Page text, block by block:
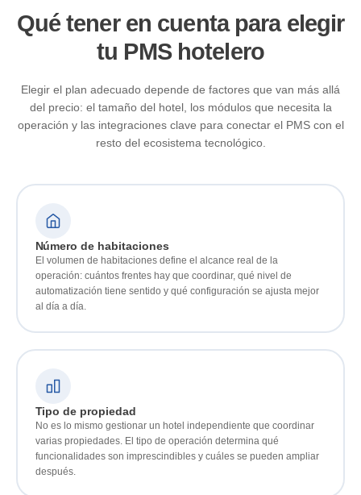
Qué tener en cuenta para elegir
tu PMS hotelero
Elegir el plan adecuado depende de factores que van más allá
del precio: el tamaño del hotel, los módulos que necesita la
operación y las integraciones clave para conectar el PMS con el
resto del ecosistema tecnológico.
Número de habitaciones
El volumen de habitaciones define el alcance real de la
operación: cuántos frentes hay que coordinar, qué nivel de
automatización tiene sentido y qué configuración se ajusta mejor
al día a día.
Tipo de propiedad
No es lo mismo gestionar un hotel independiente que coordinar
varias propiedades. El tipo de operación determina qué
funcionalidades son imprescindibles y cuáles se pueden ampliar
después.